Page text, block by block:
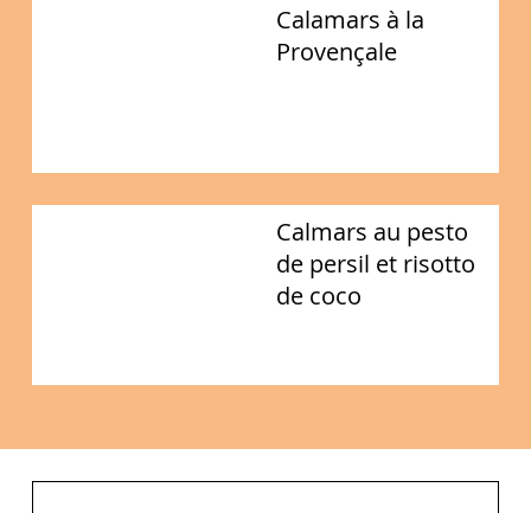
Calamars à la
Provençale
Calmars au pesto
de persil et risotto
de coco